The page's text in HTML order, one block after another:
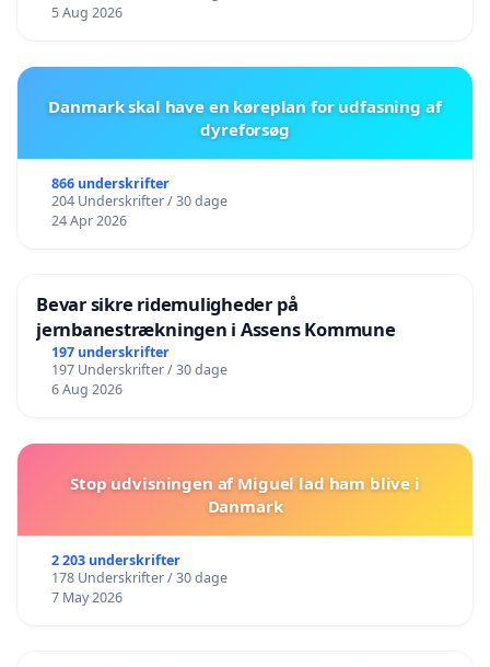
5 Aug 2026
Danmark skal have en køreplan for udfasning af
dyreforsøg
866 underskrifter
204 Underskrifter / 30 dage
24 Apr 2026
Bevar sikre ridemuligheder på
jernbanestrækningen i Assens Kommune
197 underskrifter
197 Underskrifter / 30 dage
6 Aug 2026
Stop udvisningen af Miguel lad ham blive i
Danmark
2 203 underskrifter
178 Underskrifter / 30 dage
7 May 2026